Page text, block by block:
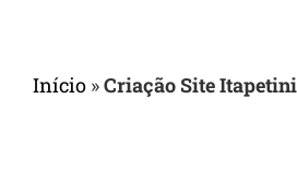
Início »Criação Site